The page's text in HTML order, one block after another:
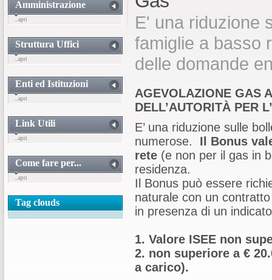
Amministrazione
...apri
Struttura Uffici
...apri
Enti ed Istituzioni
...apri
Link Utili
...apri
Come fare per...
...apri
Tag clouds
E' una riduzione
famiglie a basso
delle domande
AGEVOLAZIONE GAS
DELL’AUTORITÀ PER
E’ una riduzione sulle
numerose. Il Bonus
rete (e non per il gas in
residenza.
Il Bonus può essere
naturale con un
in presenza di un
1. Valore ISEE non
2. non superiore a €
a carico).